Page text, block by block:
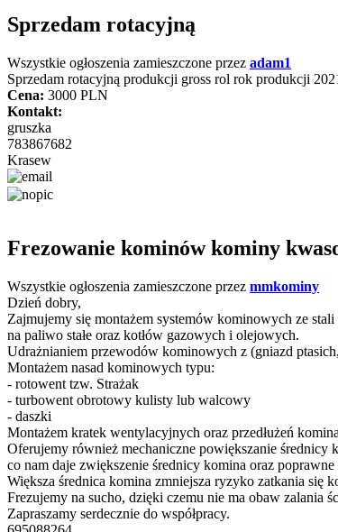
Sprzedam rotacyjną
Wszystkie ogłoszenia zamieszczone przez adam1
Sprzedam rotacyjną produkcji gross rol rok produkcji
Cena: 3000 PLN
Kontakt:
gruszka
783867682
Krasew
Frezowanie kominów kominy
Wszystkie ogłoszenia zamieszczone przez mmkominy
Dzień dobry,
Zajmujemy się montażem systemów kominowych ze
na paliwo stałe oraz kotłów gazowych i olejowych.
Udrażnianiem przewodów kominowych z (gniazd
Montażem nasad kominowych typu:
- rotowent tzw. Strażak
- turbowent obrotowy kulisty lub walcowy
- daszki
Montażem kratek wentylacyjnych oraz przedłużeń
Oferujemy również mechaniczne powiększanie średnicy
co nam daje zwiększenie średnicy komina oraz
Większa średnica komina zmniejsza ryzyko zatkania się
Frezujemy na sucho, dzięki czemu nie ma obaw zalania
Zapraszamy serdecznie do współpracy.